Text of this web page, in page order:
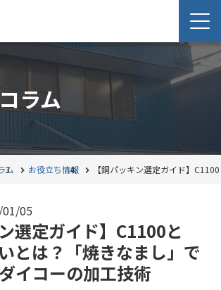
ラム
ム お役立ち情報 【銅パッキン選定ガイド】
05
選定ガイド】C1100と
とは？「焼きなまし」で
イコーの加工技術